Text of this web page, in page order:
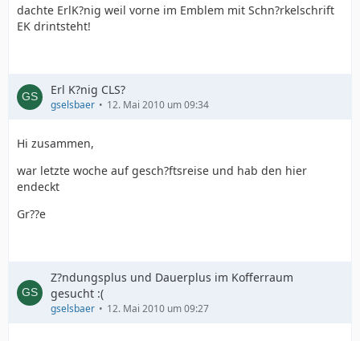
dachte ErlK?nig weil vorne im Emblem mit Schn?rkelschrift
EK drintsteht!
Erl K?nig CLS?
gselsbaer 12. Mai 2010 um 09:34
Hi zusammen,
war letzte woche auf gesch?ftsreise und hab den hier
endeckt
Gr??e
Z?ndungsplus und Dauerplus im Kofferraum
gesucht :(
gselsbaer 12. Mai 2010 um 09:27